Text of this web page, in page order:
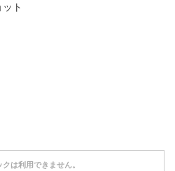
ト
クは利用できません。